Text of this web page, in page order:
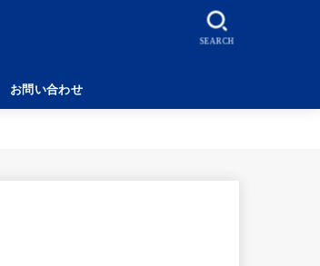
お問い合わせ
SEARCH